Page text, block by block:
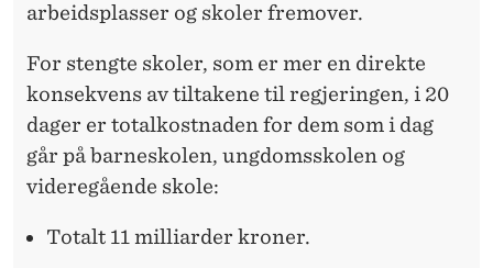
arbeidsplasser og skoler fremover.
For stengte skoler, som er mer en direkte
konsekvens av tiltakene til regjeringen, i 20
dager er totalkostnaden for dem som i dag
går på barneskolen, ungdomsskolen og
videregående skole:
Totalt 11 milliarder kroner.